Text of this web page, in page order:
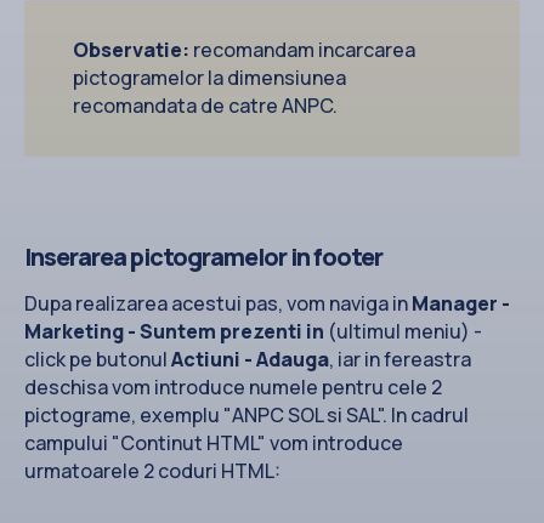
Observatie: recomandam incarcarea
pictogramelor la dimensiunea
recomandata de catre ANPC.
Inserarea pictogramelor in footer
Dupa realizarea acestui pas, vom naviga inManager -
Marketing - Suntem prezenti in (ultimul meniu) -
click pe butonulActiuni - Adauga, iar in fereastra
deschisa vom introduce numele pentru cele 2
pictograme, exemplu "ANPC SOL si SAL". In cadrul
campului "Continut HTML" vom introduce
urmatoarele 2 coduri HTML: